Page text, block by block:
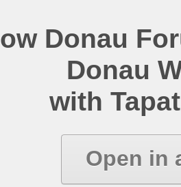
Donau
Donau
with
Open in